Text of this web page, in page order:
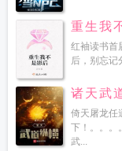
重生我
红袖读书首
后，别忘记
诸天武
倚天屠龙任
下！。。。
武...